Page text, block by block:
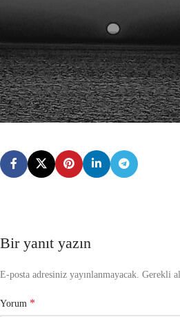
Bir yanıt yazın
E-posta adresiniz yayınlanmayacak. Gerekli
Yorum *